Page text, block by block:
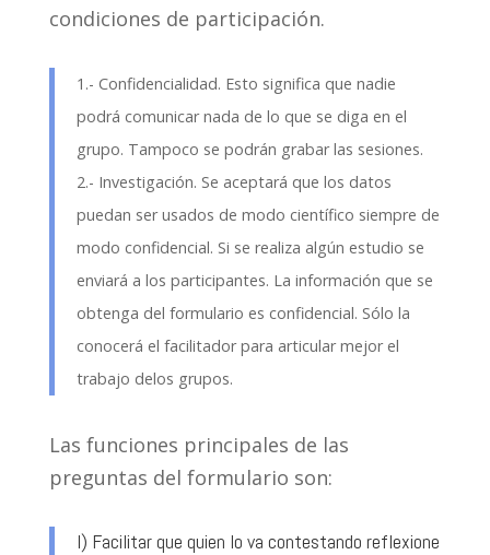
condiciones de participación.
1.- Confidencialidad. Esto significa que nadie
podrá comunicar nada de lo que se diga en el
grupo. Tampoco se podrán grabar las sesiones.
2.- Investigación. Se aceptará que los datos
puedan ser usados de modo científico siempre de
modo confidencial. Si se realiza algún estudio se
enviará a los participantes. La información que se
obtenga del formulario es confidencial. Sólo la
conocerá el facilitador para articular mejor el
trabajo delos grupos.
Las funciones principales de las
preguntas del formulario son:
I) Facilitar que quien lo va contestando reflexione